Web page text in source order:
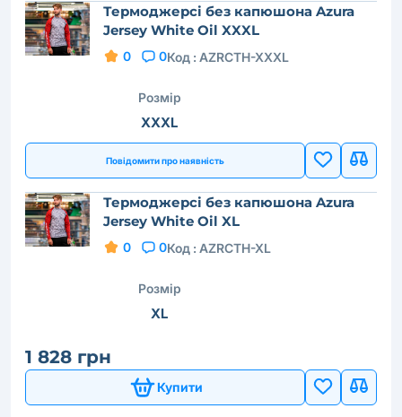
Термоджерсі без капюшона Azura
Jersey White Oil XXXL
0 0Код : AZRCTH-XXXL
Розмір
XXXL
Повідомити про наявність
Термоджерсі без капюшона Azura
Jersey White Oil XL
0 0Код : AZRCTH-XL
Розмір
XL
1 828 грн
Купити